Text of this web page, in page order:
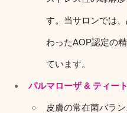
す。当サロンでは
わったAOP認定の
ています。
パルマローザ & ティー
皮膚の常在菌バラン